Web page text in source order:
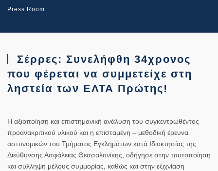
Press Room
Σέρρες: Συνελήφθη 34χρονος
που φέρεται να συμμετείχε στη
ληστεία των ΕΛΤΑ Πρώτης!
Η αξιοποίηση και επιστημονική ανάλυση του συγκεντρωθέντος
προανακριτικού υλικού και η επισταμένη – μεθοδική έρευνα
αστυνομικών του Τμήματος Εγκλημάτων κατά Ιδιοκτησίας της
Διεύθυνσης Ασφάλειας Θεσσαλονίκης, οδήγησε στην ταυτοποίηση
και σύλληψη μέλους συμμορίας, καθώς και στην εξιχνίαση